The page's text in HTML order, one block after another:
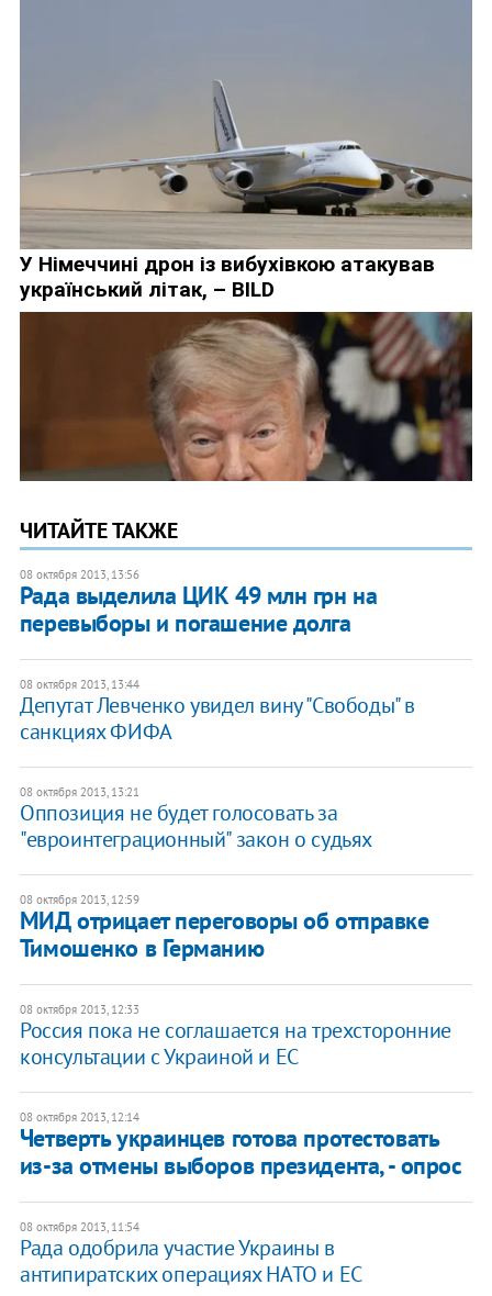
ЧИТАЙТЕ ТАКЖЕ
08 октября 2013, 13:56
Рада выделила ЦИК 49 млн грн на
перевыборы и погашение долга
08 октября 2013, 13:44
Депутат Левченко увидел вину "Свободы" в
санкциях ФИФА
08 октября 2013, 13:21
Оппозиция не будет голосовать за
"евроинтеграционный" закон о судьях
08 октября 2013, 12:59
МИД отрицает переговоры об отправке
Тимошенко в Германию
08 октября 2013, 12:33
Россия пока не соглашается на трехсторонние
консультации с Украиной и ЕС
08 октября 2013, 12:14
Четверть украинцев готова протестовать
из-за отмены выборов президента, - опрос
08 октября 2013, 11:54
Рада одобрила участие Украины в
антипиратских операциях НАТО и ЕС